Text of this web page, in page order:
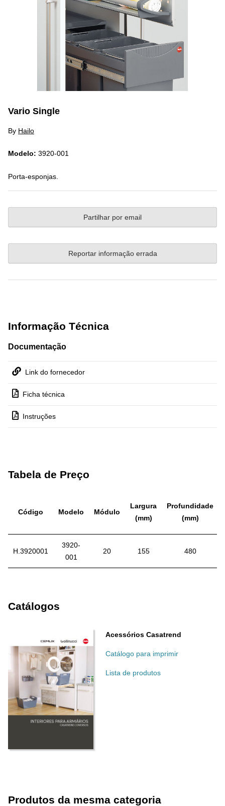
Vario Single
By Hailo
Modelo: 3920-001
Porta-esponjas.
Partilhar por email
Reportar informação errada
Informação Técnica
Documentação
Link do fornecedor
Ficha técnica
Instruções
Tabela de Preço
Código Modelo Módulo
Largura
(mm)
Profundidade
(mm)
H.3920001
3920-
001
20 155 480
Catálogos
Acessórios Casatrend
Catálogo para imprimir
Lista de produtos
Produtos da mesma categoria